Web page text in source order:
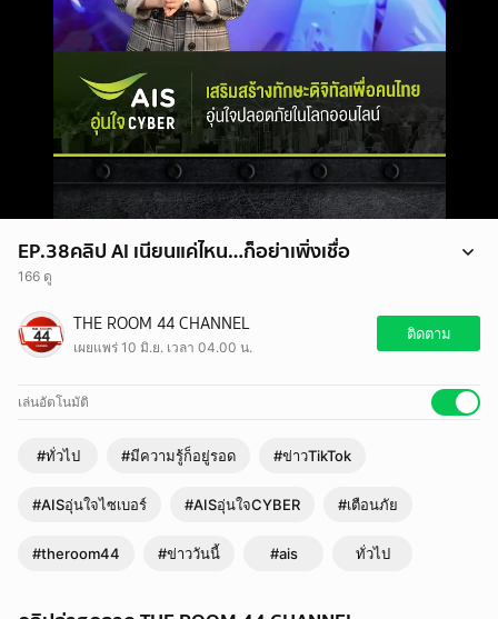
EP.38คลิป AI เนียนแค่ไหน…ก็อย่าเพิ่งเชื่อ
166 ดู
EP.38คลิป AI เนียนแค่ไหน…ก็อย่าเพิ่งเชื่อ
#AISอุ่นใจCYBER #มีความรู้ก็อยู่รอด #AISอุ่นใจไซเบอร์ #ข่าวTikTok
#เตือนภัย #ข่าววันนี้ #ais #theroom44
THE ROOM 44 CHANNEL
เผยแพร่ 10 มิ.ย. เวลา 04.00 น.
ติดตาม
เล่นอัตโนมัติ
#ทั่วไป #มีความรู้ก็อยู่รอด #ข่าวTikTok
#AISอุ่นใจไซเบอร์ #AISอุ่นใจCYBER #เตือนภัย
#theroom44 #ข่าววันนี้ #ais ทั่วไป